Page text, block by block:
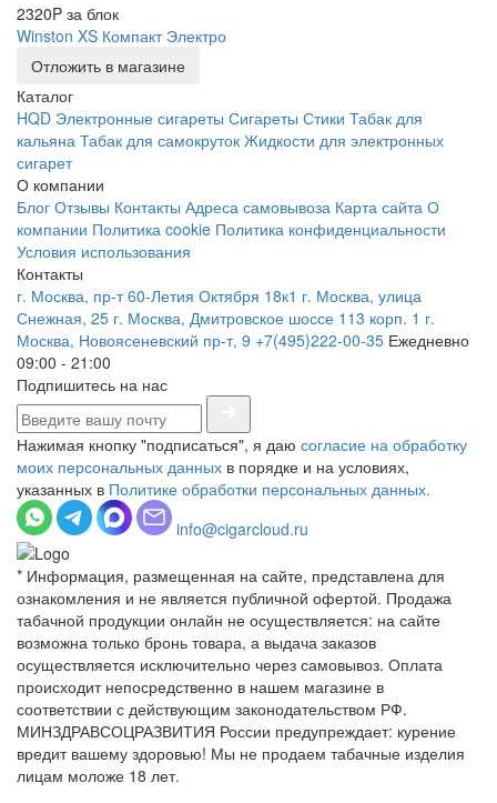
2320P за блок
Winston XS Компакт Электро
Отложить в магазине
Каталог
HQD Электронные сигареты Сигареты Стики Табак для
кальяна Табак для самокруток Жидкости для электронных
сигарет
О компании
Блог Отзывы Контакты Адреса самовывоза Карта сайта О
компании Политика cookie Политика конфиденциальности
Условия использования
Контакты
г. Москва, пр-т 60-Летия Октября 18к1 г. Москва, улица
Снежная, 25 г. Москва, Дмитровское шоссе 113 корп. 1 г.
Москва, Новоясеневский пр-т, 9 +7(495)222-00-35 Ежедневно
09:00 - 21:00
Подпишитесь на нас
Нажимая кнопку "подписаться", я даю согласие на обработку
моих персональных данных в порядке и на условиях,
указанных в Политике обработки персональных данных.
info@cigarcloud.ru
* Информация, размещенная на сайте, представлена для
ознакомления и не является публичной офертой. Продажа
табачной продукции онлайн не осуществляется: на сайте
возможна только бронь товара, а выдача заказов
осуществляется исключительно через самовывоз. Оплата
происходит непосредственно в нашем магазине в
соответствии с действующим законодательством РФ.
МИНЗДРАВСОЦРАЗВИТИЯ России предупреждает: курение
вредит вашему здоровью! Мы не продаем табачные изделия
лицам моложе 18 лет.